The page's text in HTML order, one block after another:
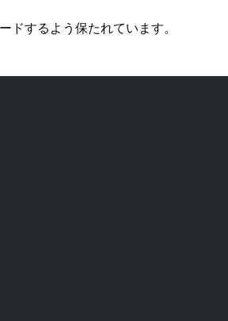
するよう保たれています。